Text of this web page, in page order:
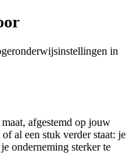
in
afgestemd op jouw
al een stuk verder staat: je
onderneming sterker te